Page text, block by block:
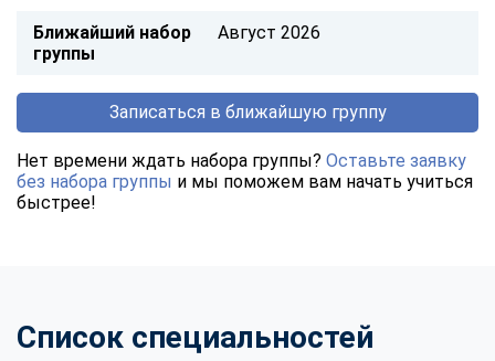
Ближайший набор
группы
Август 2026
Записаться в ближайшую группу
Нет времени ждать набора группы? Оставьте заявку
без набора группы и мы поможем вам начать учиться
быстрее!
Список специальностей